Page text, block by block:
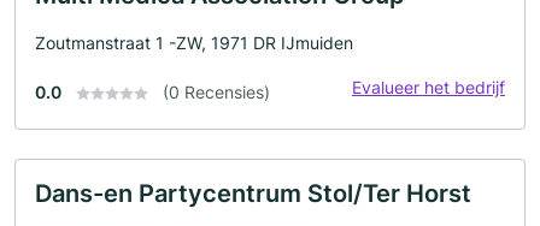
Zoutmanstraat 1 -ZW, 1971 DR IJmuiden
0.0 (0 Recensies) Evalueer het bedrijf
Dans-en Partycentrum Stol/Ter Horst